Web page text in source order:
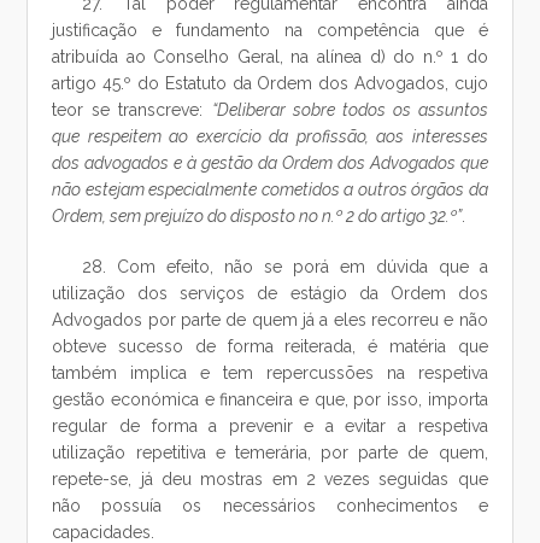
justificação e fundamento na competência que é
atribuída ao Conselho Geral, na alínea d) do n.º 1 do
artigo 45.º do Estatuto da Ordem dos Advogados, cujo
teor se transcreve: “Deliberar sobre todos os assuntos
que respeitem ao exercício da profissão, aos interesses
dos advogados e à gestão da Ordem dos Advogados que
não estejam especialmente cometidos a outros órgãos da
Ordem, sem prejuízo do disposto no n.º 2 do artigo 32.º”.
28. Com efeito, não se porá em dúvida que a
utilização dos serviços de estágio da Ordem dos
Advogados por parte de quem já a eles recorreu e não
obteve sucesso de forma reiterada, é matéria que
também implica e tem repercussões na respetiva
gestão económica e financeira e que, por isso, importa
regular de forma a prevenir e a evitar a respetiva
utilização repetitiva e temerária, por parte de quem,
repete-se, já deu mostras em 2 vezes seguidas que
não possuía os necessários conhecimentos e
capacidades.